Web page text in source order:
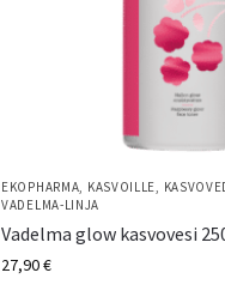
EKOPHARMA, KASVOILLE,
VADELMA-LINJA
Vadelma glow kasvovesi
27,90€